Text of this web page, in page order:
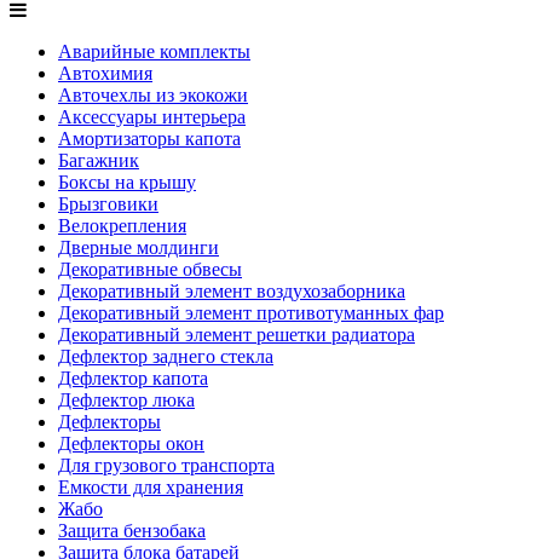
Аварийные комплекты
Автохимия
Авточехлы из экокожи
Аксессуары интерьера
Амортизаторы капота
Багажник
Боксы на крышу
Брызговики
Велокрепления
Дверные молдинги
Декоративные обвесы
Декоративный элемент воздухозаборника
Декоративный элемент противотуманных фар
Декоративный элемент решетки радиатора
Дефлектор заднего стекла
Дефлектор капота
Дефлектор люка
Дефлекторы
Дефлекторы окон
Для грузового транспорта
Емкости для хранения
Жабо
Защита бензобака
Защита блока батарей